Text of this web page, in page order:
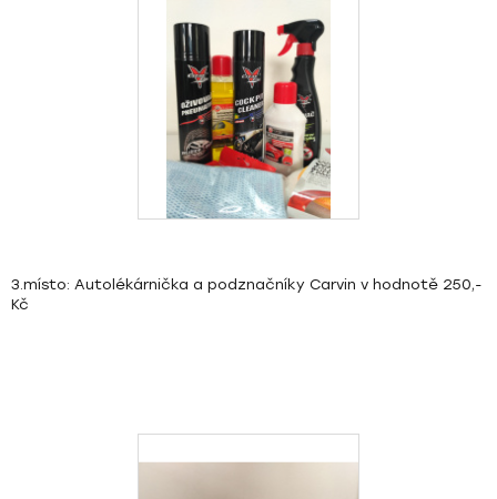
3.místo: Autolékárnička a podznačníky Carvin v hodnotě 250,-
Kč